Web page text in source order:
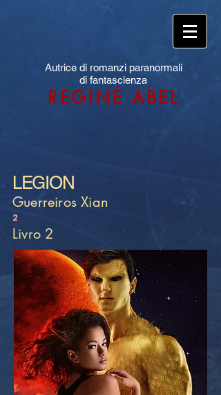
Autrice di romanzi paranormali
di fantascienza
REGINE ABEL
LEGION
Guerreiros Xian
2
Livro 2